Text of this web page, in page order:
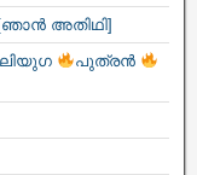
അതിഥി]
പുത്രൻ